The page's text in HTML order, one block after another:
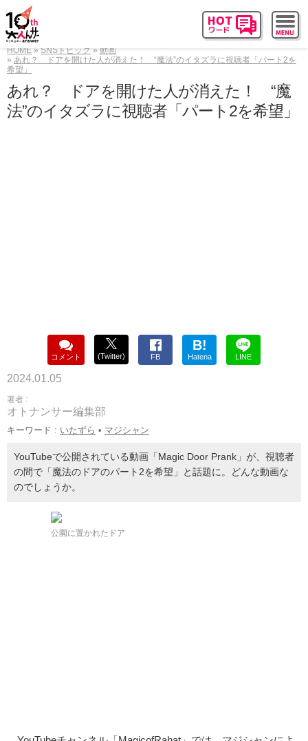
HOME SNSトピック
動画
あれ？ ドアを開けた人が消えた！ “魔法”のイタズラに視聴者「パート2を
希望」
あれ？ ドアを開けた人が消えた！ “魔
法”のイタズラに視聴者「パート2を希望」
コメント (Twitter) FB
B!
Hatena LINE
2024.01.05
著者 :
オトナンサー編集部
キーワード : いたずら • マジシャン
YouTubeで公開されている動画「Magic Door Prank」が、視聴者
の間で「魔法のドアのパート2を希望」と話題に。どんな動画な
のでしょうか。
公園に置かれたドア